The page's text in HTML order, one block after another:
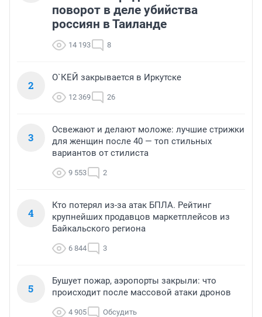
поворот в деле убийства
россиян в Таиланде
14 193 8
2
О`КЕЙ закрывается в Иркутске
12 369 26
3
Освежают и делают моложе: лучшие стрижки
для женщин после 40 — топ стильных
вариантов от стилиста
9 553 2
4
Кто потерял из-за атак БПЛА. Рейтинг
крупнейших продавцов маркетплейсов из
Байкальского региона
6 844 3
5
Бушует пожар, аэропорты закрыли: что
происходит после массовой атаки дронов
4 905 Обсудить